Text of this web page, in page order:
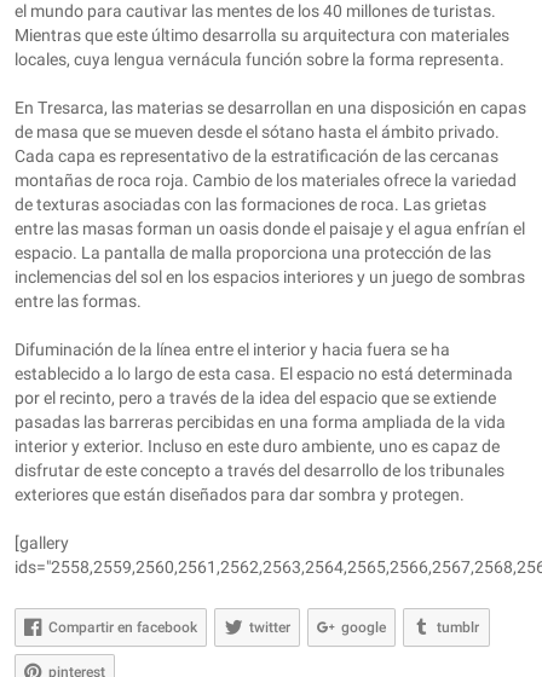
el mundo para cautivar las mentes de los 40 millones de turistas.
Mientras que este último desarrolla su arquitectura con materiales
locales, cuya lengua vernácula función sobre la forma representa.
En Tresarca, las materias se desarrollan en una disposición en capas
de masa que se mueven desde el sótano hasta el ámbito privado.
Cada capa es representativo de la estratificación de las cercanas
montañas de roca roja. Cambio de los materiales ofrece la variedad
de texturas asociadas con las formaciones de roca. Las grietas
entre las masas forman un oasis donde el paisaje y el agua enfrían el
espacio. La pantalla de malla proporciona una protección de las
inclemencias del sol en los espacios interiores y un juego de sombras
entre las formas.
Difuminación de la línea entre el interior y hacia fuera se ha
establecido a lo largo de esta casa. El espacio no está determinada
por el recinto, pero a través de la idea del espacio que se extiende
pasadas las barreras percibidas en una forma ampliada de la vida
interior y exterior. Incluso en este duro ambiente, uno es capaz de
disfrutar de este concepto a través del desarrollo de los tribunales
exteriores que están diseñados para dar sombra y protegen.
[gallery
Compartir en facebook twitter google tumblr
pinterest